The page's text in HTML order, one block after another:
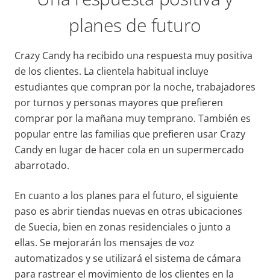
planes de futuro
Crazy Candy ha recibido una respuesta muy positiva
de los clientes. La clientela habitual incluye
estudiantes que compran por la noche, trabajadores
por turnos y personas mayores que prefieren
comprar por la mañana muy temprano. También es
popular entre las familias que prefieren usar Crazy
Candy en lugar de hacer cola en un supermercado
abarrotado.
En cuanto a los planes para el futuro, el siguiente
paso es abrir tiendas nuevas en otras ubicaciones
de Suecia, bien en zonas residenciales o junto a
ellas. Se mejorarán los mensajes de voz
automatizados y se utilizará el sistema de cámara
para rastrear el movimiento de los clientes en la